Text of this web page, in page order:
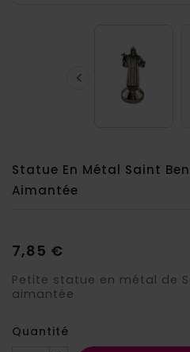

Statue En Métal Saint
Aimantée
7,85 €
Petite statue en métal de
aimantée
Quantité